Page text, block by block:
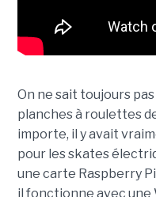
On ne sait toujours
planches à roulettes
importe, il y avait
pour les skates
une carte Raspberry
il fonctionne avec une